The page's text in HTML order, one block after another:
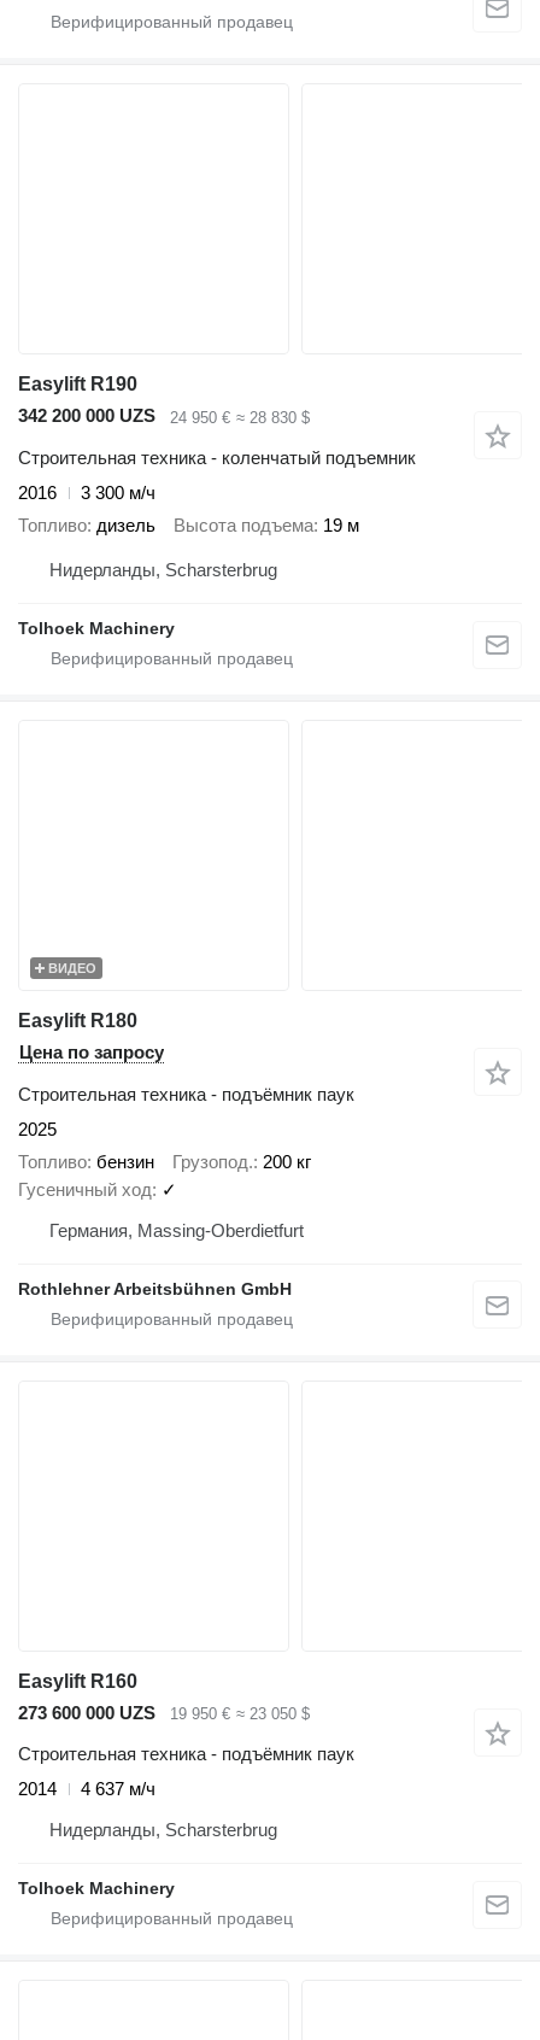
Easylift R190
342 200 000 UZS
24 950 € ≈ 28 830 $
Строительная техника - коленчатый подъемник
2016
3 300 м/ч
Топливо дизель Высота подъема 19 м
Нидерланды, Scharsterbrug
Tolhoek Machinery
ВИДЕО
Easylift R180
Цена по запросу
Строительная техника - подъёмник паук
2025
Топливо бензин Грузопод. 200 кг
Гусеничный ход
✓
Германия, Massing-Oberdietfurt
Rothlehner Arbeitsbühnen GmbH
Easylift R160
273 600 000 UZS
19 950 € ≈ 23 050 $
Строительная техника - подъёмник паук
2014
4 637 м/ч
Нидерланды, Scharsterbrug
Tolhoek Machinery